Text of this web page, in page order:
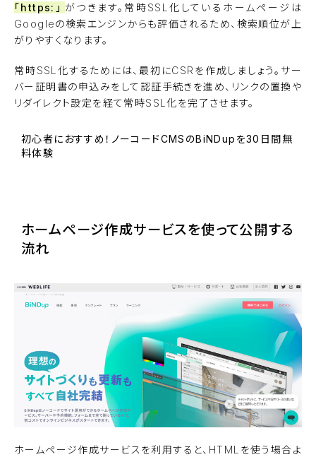
「https:」 がつきます。常時SSL化しているホームページは
Googleの検索エンジンからも評価されるため、検索順位が上
がりやすくなります。
常時SSL化するためには、最初にCSRを作成しましょう。サー
バー証明書の申込みをして認証手続きを進め、リンクの置換や
リダイレクト設定を経て常時SSL化を完了させます。
初心者におすすめ！ノーコードCMSのBiNDupを30日間無
料体験
ホームページ作成サービスを使って公開する
流れ
ホームページ作成サービスを利用すると、HTMLを使う場合よ